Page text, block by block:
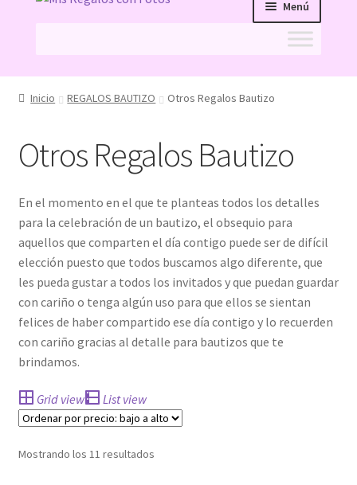
Menú
Inicio
ATENCIÓN AL CLIENTE
Caretas Personalizadas con Foto: ¿Con Goma o con
Palo? Comparativa, Ventajas y Preguntas
Frecuentes
Carrito
CONDICIONES GENERALES
Contacto
Inicio REGALOS BAUTIZO Otros Regalos Bautizo
Otros Regalos Bautizo
En el momento en el que te planteas todos los detalles
para la celebración de un bautizo, el obsequio para
aquellos que comparten el día contigo puede ser de difícil
elección puesto que todos buscamos algo diferente, que
les pueda gustar a todos los invitados y que puedan guardar
con cariño o tenga algún uso para que ellos se sientan
felices de haber compartido ese día contigo y lo recuerden
con cariño gracias al detalle para bautizos que te
brindamos.
Grid view List view
Mostrando los 11 resultadosOrdenado